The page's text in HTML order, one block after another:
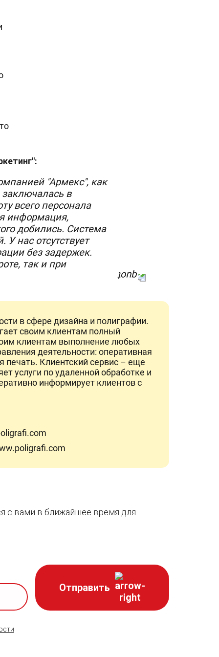
"Армекс", как
в
всего персонала
информация,
добились. Система
нас отсутствует
без задержек.
так и при
в сфере дизайна и полиграфии.
своим клиентам полный
клиентам выполнение любых
деятельности: оперативная
печать. Клиентский сервис – еще
услуги по удаленной обработке и
информирует клиентов с
с вами в ближайшее время для
Отправить